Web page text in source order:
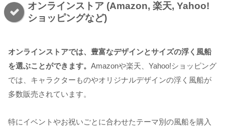
オンラインストア (Amazon, 楽天, Yahoo!
ショッピングなど)
オンラインストアでは、豊富なデザインとサイズの浮く風船
を選ぶことができます。 Amazonや楽天、Yahoo!ショッピング
では、キャラクターものやオリジナルデザインの浮く風船が
多数販売されています。
特にイベントやお祝いごとに合わせたテーマ別の風船を購入